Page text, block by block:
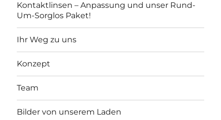
Kontaktlinsen – Anpassung und unser Rund-
Um-Sorglos Paket!
Ihr Weg zu uns
Konzept
Team
Bilder von unserem Laden